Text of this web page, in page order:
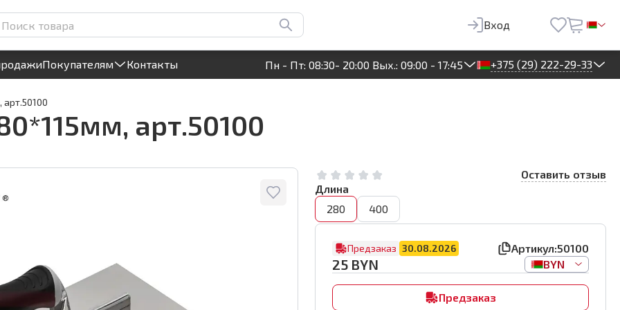
Круглосуточный! Прием заявок на сайте
Вход
Покупателям Контакты Пн - Пт: 08:30- 20:00 Вых.: 09:00 - 17:45 +375 (29) 222-29-33
Предзаказ
арт.50100
арт.50100
Оставить отзыв
Длина
280
400
Предзаказ 30.08.2026 Артикул:50100
25 BYN BYN
Предзаказ